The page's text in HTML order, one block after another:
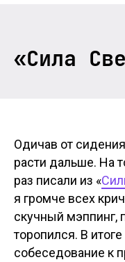
«Сила
Одичав от
расти дальше. На
раз писали из «
я громче всех
скучный мэппинг,
торопился. В
собеседование к